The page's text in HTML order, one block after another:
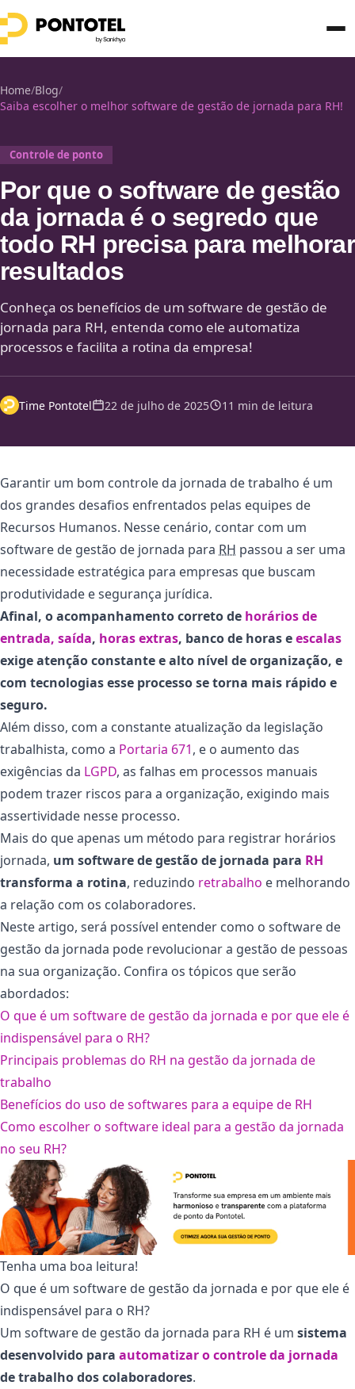
Home/Blog/
Saiba escolher o melhor software de gestão de jornada para RH!
Controle de ponto
Por que o software de gestão
da jornada é o segredo que
todo RH precisa para melhorar
resultados
Conheça os benefícios de um software de gestão de
jornada para RH, entenda como ele automatiza
processos e facilita a rotina da empresa!
Time Pontotel 22 de julho de 2025 11 min de leitura
Garantir um bom controle da jornada de trabalho é um
dos grandes desafios enfrentados pelas equipes de
Recursos Humanos. Nesse cenário, contar com um
software de gestão de jornada para RH passou a ser uma
necessidade estratégica para empresas que buscam
produtividade e segurança jurídica.
Afinal, o acompanhamento correto de horários de
entrada, saída, horas extras, banco de horas eescalas
exige atenção constante e alto nível de organização, e
com tecnologias esse processo se torna mais rápido e
seguro.
Além disso, com a constante atualização da legislação
trabalhista, como a Portaria 671, e o aumento das
exigências da LGPD, as falhas em processos manuais
podem trazer riscos para a organização, exigindo mais
assertividade nesse processo.
Mais do que apenas um método para registrar horários
jornada, um software de gestão de jornada para RH
transforma a rotina, reduzindo retrabalho e melhorando
a relação com os colaboradores.
Neste artigo, será possível entender como o software de
gestão da jornada pode revolucionar a gestão de pessoas
na sua organização. Confira os tópicos que serão
abordados:
O que é um software de gestão da jornada e por que ele é
indispensável para o RH?
Principais problemas do RH na gestão da jornada de
trabalho
Benefícios do uso de softwares para a equipe de RH
Como escolher o software ideal para a gestão da jornada
no seu RH?
Tenha uma boa leitura!
O que é um software de gestão da jornada e por que ele é
indispensável para o RH?
Um software de gestão da jornada para RH é um sistema
desenvolvido para automatizar o controle da jornada
de trabalho dos colaboradores.